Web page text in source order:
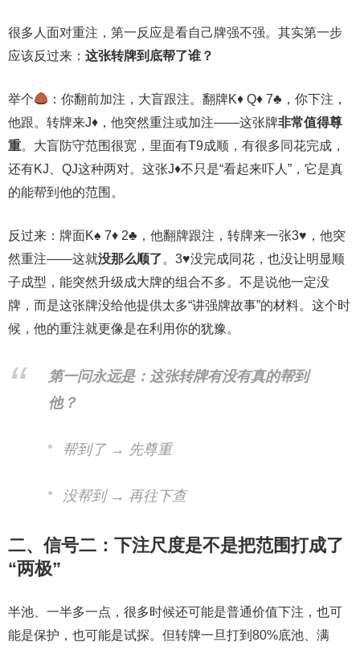
很多人面对重注，第一反应是看自己牌强不强。其实第一步
应该反过来： 这张转牌到底帮了谁？
举个 ：你翻前加注，大盲跟注。翻牌K♦Q♦7♣ ，你下注，
他跟。转牌来J♦ ，他突然重注或加注——这张牌非常值得尊
重。大盲防守范围很宽，里面有T9成顺，有很多同花完成，
还有KJ、QJ这种两对。这张J♦不只是“看起来吓人”，它是真
的能帮到他的范围。
反过来：牌面K♠ 7♦ 2♣，他翻牌跟注，转牌来一张3♥，他突
然重注——这就没那么顺了。3♥没完成同花，也没让明显顺
子成型，能突然升级成大牌的组合不多。不是说他一定没
牌，而是这张牌没给他提供太多“讲强牌故事”的材料。这个时
候，他的重注就更像是在利用你的犹豫。
第一问永远是：这张转牌有没有真的帮到
他？
帮到了 → 先尊重
没帮到 → 再往下查
二、信号二：下注尺度是不是把范围打成了
“两极”
半池、一半多一点，很多时候还可能是普通价值下注，也可
能是保护，也可能是试探。但转牌一旦打到80%底池、满